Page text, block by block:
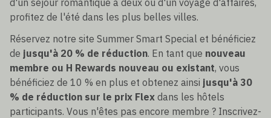
d'un séjour romantique à deux ou d'un voyage d'affaires,
profitez de l'été dans les plus belles villes.
Réservez notre site Summer Smart Special et bénéficiez
de jusqu'à 20 % de réduction. En tant que nouveau
membre ou H Rewards nouveau ou existant, vous
bénéficiez de 10 % en plus et obtenez ainsi jusqu'à 30
% de réduction sur le prix Flex dans les hôtels
participants. Vous n'êtes pas encore membre ? Inscrivez-